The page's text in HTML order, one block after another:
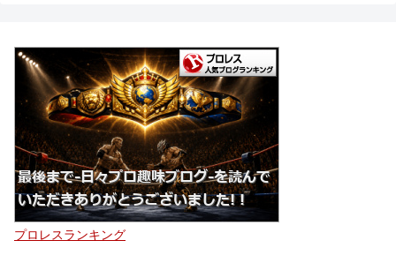
プロレスランキング